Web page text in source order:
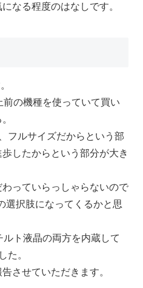
なる程度のはなしです。
の機種を使っていて買い
フルサイズだからという部
したからという部分が大き
っていらっしゃらないので
選択肢になってくるかと思
ト液晶の両方を内蔵して
た。
させていただきます。